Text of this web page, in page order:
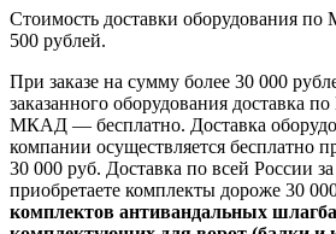
Стоимость доставки оборудования по
500 рублей.
При заказе на сумму более 30 000
заказанного оборудования доставка
МКАД — бесплатно. Доставка
компании осуществляется бесплатно
30 000 руб. Доставка по всей России
приобретаете комплекты дороже 30
комплектов антивандальных